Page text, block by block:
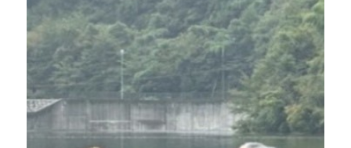
お問い合わせ